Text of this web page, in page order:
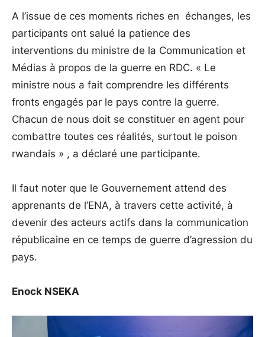
A l’issue de ces moments riches en échanges, les
participants ont salué la patience des
interventions du ministre de la Communication et
Médias à propos de la guerre en RDC. « Le
ministre nous a fait comprendre les différents
fronts engagés par le pays contre la guerre.
Chacun de nous doit se constituer en agent pour
combattre toutes ces réalités, surtout le poison
rwandais » , a déclaré une participante.
Il faut noter que le Gouvernement attend des
apprenants de l’ENA, à travers cette activité, à
devenir des acteurs actifs dans la communication
républicaine en ce temps de guerre d’agression du
pays.
Enock NSEKA